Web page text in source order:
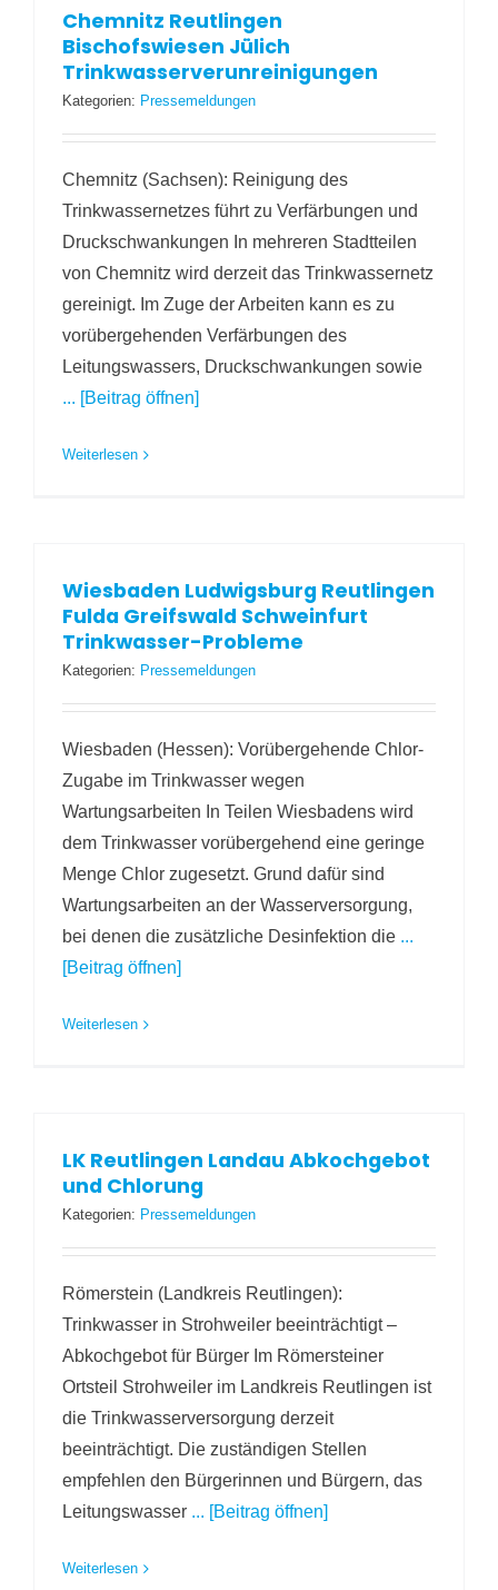
Chemnitz Reutlingen
Bischofswiesen Jülich
Trinkwasserverunreinigungen
Kategorien: Pressemeldungen
Chemnitz (Sachsen): Reinigung des
Trinkwassernetzes führt zu Verfärbungen und
Druckschwankungen In mehreren Stadtteilen
von Chemnitz wird derzeit das Trinkwassernetz
gereinigt. Im Zuge der Arbeiten kann es zu
vorübergehenden Verfärbungen des
Leitungswassers, Druckschwankungen sowie
... [Beitrag öffnen]
Weiterlesen
Wiesbaden Ludwigsburg Reutlingen
Fulda Greifswald Schweinfurt
Trinkwasser-Probleme
Kategorien: Pressemeldungen
Wiesbaden (Hessen): Vorübergehende Chlor-
Zugabe im Trinkwasser wegen
Wartungsarbeiten In Teilen Wiesbadens wird
dem Trinkwasser vorübergehend eine geringe
Menge Chlor zugesetzt. Grund dafür sind
Wartungsarbeiten an der Wasserversorgung,
bei denen die zusätzliche Desinfektion die ...
[Beitrag öffnen]
Weiterlesen
LK Reutlingen Landau Abkochgebot
und Chlorung
Kategorien: Pressemeldungen
Römerstein (Landkreis Reutlingen):
Trinkwasser in Strohweiler beeinträchtigt –
Abkochgebot für Bürger Im Römersteiner
Ortsteil Strohweiler im Landkreis Reutlingen ist
die Trinkwasserversorgung derzeit
beeinträchtigt. Die zuständigen Stellen
empfehlen den Bürgerinnen und Bürgern, das
Leitungswasser ... [Beitrag öffnen]
Weiterlesen